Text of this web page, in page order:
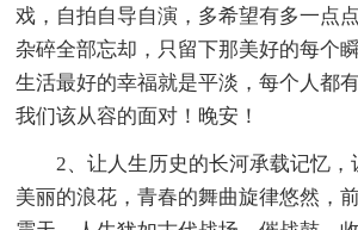
戏，自拍自导自演，多希望有多一点
杂碎全部忘却，只留下那美好的每个
生活最好的幸福就是平淡，每个人都
我们该从容的面对！晚安！
2、让人生历史的长河承载记忆，
美丽的浪花，青春的舞曲旋律悠然，